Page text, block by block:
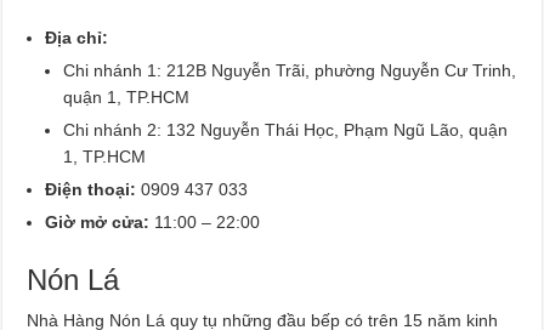
Địa chỉ:
Chi nhánh 1: 212B Nguyễn Trãi, phường Nguyễn Cư Trinh,
quận 1, TP.HCM
Chi nhánh 2: 132 Nguyễn Thái Học, Phạm Ngũ Lão, quận
1, TP.HCM
Điện thoại:0909 437 033
Giờ mở cửa: 11:00 – 22:00
Nón Lá
Nhà Hàng Nón Lá quy tụ những đầu bếp có trên 15 năm kinh